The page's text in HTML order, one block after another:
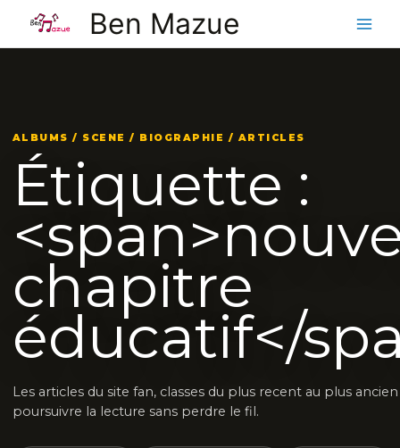
contenu
Ben Mazue
ALBUMS / SCENE / BIOGRAPHIE / ARTICLES
Étiquette :
chapitre
éducatif</
Les articles du site fan, classes du plus recent au plus
poursuivre la lecture sans perdre le fil.